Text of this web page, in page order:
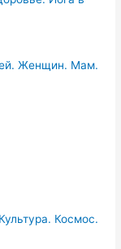
Женщин. Мам.
Космос.